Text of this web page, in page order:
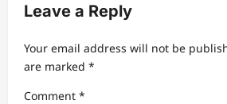
g
a
t
i
Leave a Reply
Your email address will not be
are marked *
Comment *